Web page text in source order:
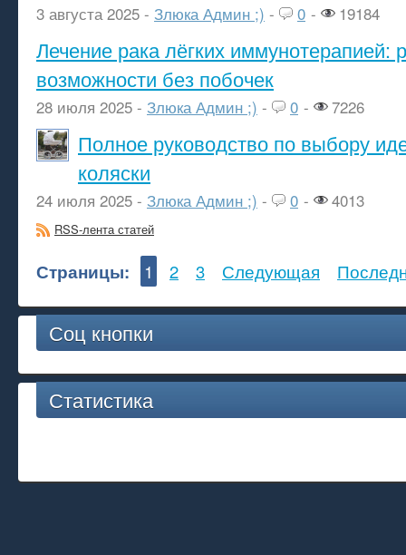
3 августа 2025 - Злюка Админ ;) - 0 - 19184
Лечение рака лёгких иммунотерапией:
возможности без побочек
28 июля 2025 - Злюка Админ ;) - 0 - 7226
Полное руководство по выбору
коляски
24 июля 2025 - Злюка Админ ;) - 0 - 4013
RSS-лента статей
Страницы: 1 2 3 Следующая
Соц кнопки
Статистика